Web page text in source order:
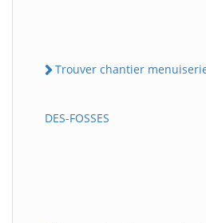
Trouver chantier
DES-FOSSES